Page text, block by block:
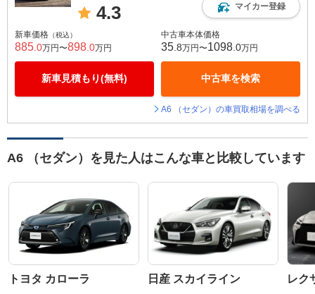
4.3 マイカー登録
新車価格 （税込）
885 .0万円〜898 .0万円
新車見積もり(無料)
中古車本体価格
35 .8万円〜1098 .0万円
中古車を検索
A6 （セダン）の車買取相場を調べる
A6 （セダン）を見た人はこんな車と比較しています
トヨタ カローラ 日産 スカイライン レク